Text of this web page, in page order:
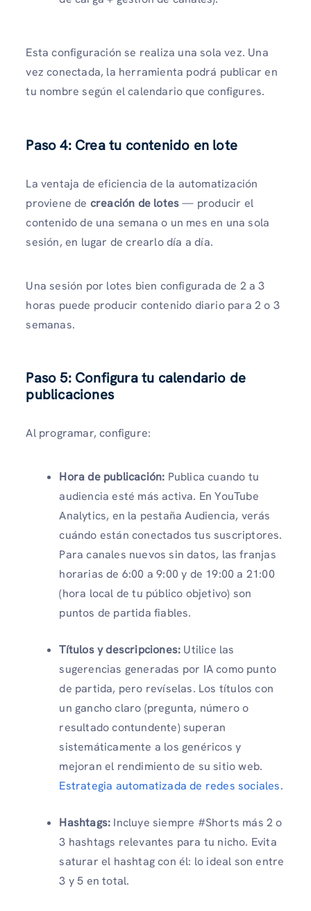
Esta configuración se realiza una sola vez. Una
vez conectada, la herramienta podrá publicar en
tu nombre según el calendario que configures.
Paso 4: Crea tu contenido en lote
La ventaja de eficiencia de la automatización
proviene de creación de lotes— producir el
contenido de una semana o un mes en una sola
sesión, en lugar de crearlo día a día.
Una sesión por lotes bien configurada de 2 a 3
horas puede producir contenido diario para 2 o 3
semanas.
Paso 5: Configura tu calendario de
publicaciones
Al programar, configure:
Hora de publicación: Publica cuando tu
audiencia esté más activa. En YouTube
Analytics, en la pestaña Audiencia, verás
cuándo están conectados tus suscriptores.
Para canales nuevos sin datos, las franjas
horarias de 6:00 a 9:00 y de 19:00 a 21:00
(hora local de tu público objetivo) son
puntos de partida fiables.
Títulos y descripciones: Utilice las
sugerencias generadas por IA como punto
de partida, pero revíselas. Los títulos con
un gancho claro (pregunta, número o
resultado contundente) superan
sistemáticamente a los genéricos y
mejoran el rendimiento de su sitio web.
Estrategia automatizada de redes sociales.
Hashtags: Incluye siempre #Shorts más 2 o
3 hashtags relevantes para tu nicho. Evita
saturar el hashtag con él: lo ideal son entre
3 y 5 en total.